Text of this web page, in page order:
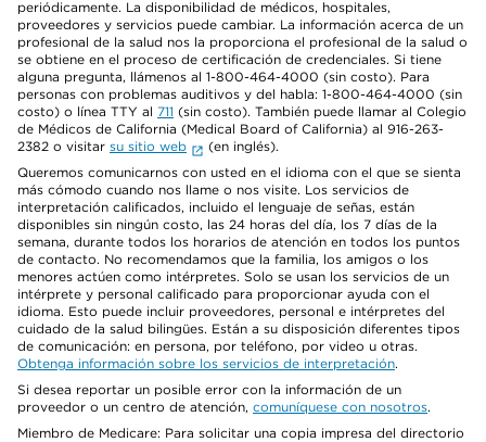
periódicamente. La disponibilidad de médicos, hospitales,
proveedores y servicios puede cambiar. La información acerca de un
profesional de la salud nos la proporciona el profesional de la salud o
se obtiene en el proceso de certificación de credenciales. Si tiene
alguna pregunta, llámenos al 1-800-464-4000 (sin costo). Para
personas con problemas auditivos y del habla: 1-800-464-4000 (sin
costo) o línea TTY al 711 (sin costo). También puede llamar al Colegio
de Médicos de California (Medical Board of California) al 916-263-
2382 o visitar su sitio web
(en inglés).
Queremos comunicarnos con usted en el idioma con el que se sienta
más cómodo cuando nos llame o nos visite. Los servicios de
interpretación calificados, incluido el lenguaje de señas, están
disponibles sin ningún costo, las 24 horas del día, los 7 días de la
semana, durante todos los horarios de atención en todos los puntos
de contacto. No recomendamos que la familia, los amigos o los
menores actúen como intérpretes. Solo se usan los servicios de un
intérprete y personal calificado para proporcionar ayuda con el
idioma. Esto puede incluir proveedores, personal e intérpretes del
cuidado de la salud bilingües. Están a su disposición diferentes tipos
de comunicación: en persona, por teléfono, por video u otras.
Obtenga información sobre los servicios de interpretación.
Si desea reportar un posible error con la información de un
proveedor o un centro de atención, comuníquese con nosotros.
Miembro de Medicare: Para solicitar una copia impresa del directorio